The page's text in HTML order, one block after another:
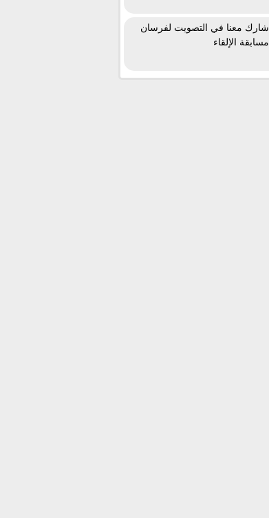
شارك معنا في التصويت لفرسان
مسابقة الإلقاء